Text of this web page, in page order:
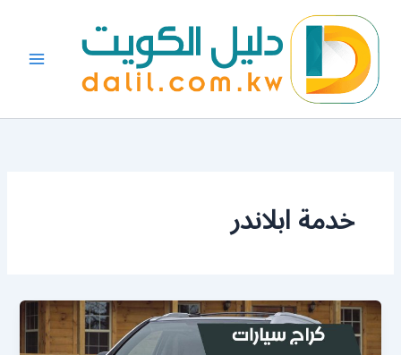
المحتوى
خدمة ابلاندر